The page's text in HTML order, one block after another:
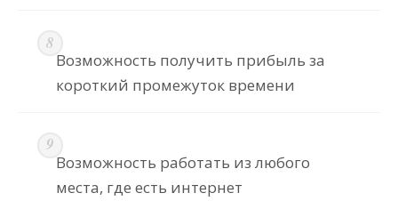
Возможность получить прибыль за
короткий промежуток времени
Возможность работать из любого
места, где есть интернет